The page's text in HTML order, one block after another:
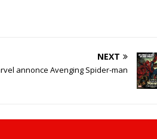
NEXT
annonce Avenging Spider-man